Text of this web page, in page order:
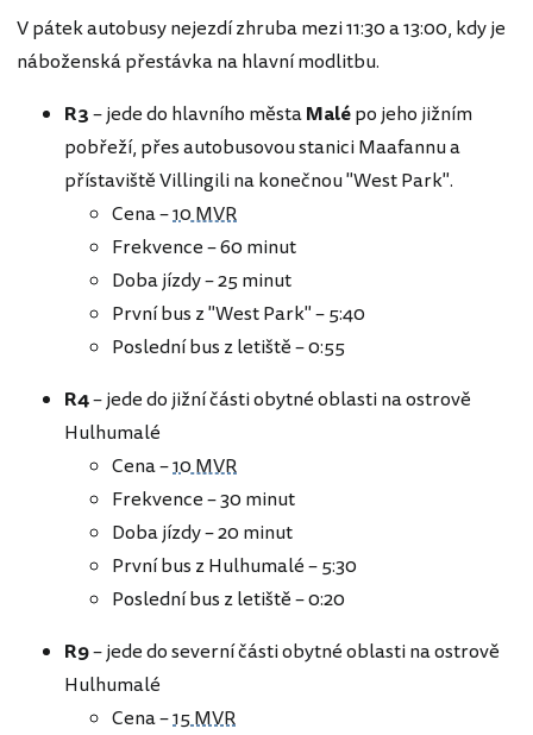
V pátek autobusy nejezdí zhruba mezi 11:30 a 13:00, kdy je
náboženská přestávka na hlavní modlitbu.
R3– jede do hlavního městaMalépo jeho jižním
pobřeží, přes autobusovou stanici Maafannu a
přístaviště Villingili na konečnou "West Park".
Cena –10 MVR
Frekvence – 60 minut
Doba jízdy – 25 minut
První bus z "West Park" – 5:40
Poslední bus z letiště – 0:55
R4– jede do jižní části obytné oblasti na ostrově
Hulhumalé
Cena –10 MVR
Frekvence – 30 minut
Doba jízdy – 20 minut
První bus z Hulhumalé – 5:30
Poslední bus z letiště – 0:20
R9– jede do severní části obytné oblasti na ostrově
Hulhumalé
Cena –15 MVR